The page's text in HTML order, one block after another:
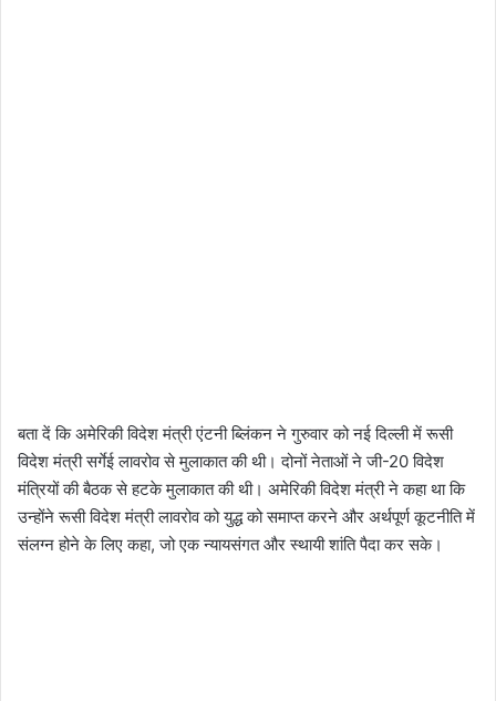
बता दें कि अमेरिकी विदेश मंत्री एंटनी ब्लिंकन ने गुरुवार को नई दिल्ली में रूसी
विदेश मंत्री सर्गेई लावरोव से मुलाकात की थी। दोनों नेताओं ने जी-20 विदेश
मंत्रियों की बैठक से हटके मुलाकात की थी। अमेरिकी विदेश मंत्री ने कहा था कि
उन्होंने रूसी विदेश मंत्री लावरोव को युद्ध को समाप्त करने और अर्थपूर्ण कूटनीति में
संलग्न होने के लिए कहा, जो एक न्यायसंगत और स्थायी शांति पैदा कर सके।